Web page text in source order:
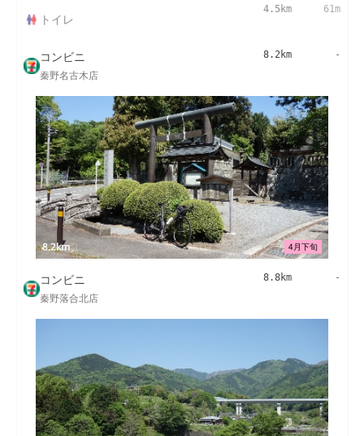
トイレ
4.5km 61m
コンビニ
秦野名古木店
8.2km -
4月下旬
8.2km
コンビニ
秦野落合北店
8.8km -